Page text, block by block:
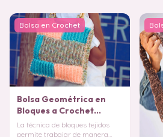
Bolsa en Crochet
Bolsa Geométrica en
Bloques a Crochet
PATRON GRATIS
La técnica de bloques tejidos
permite trabajar de manera